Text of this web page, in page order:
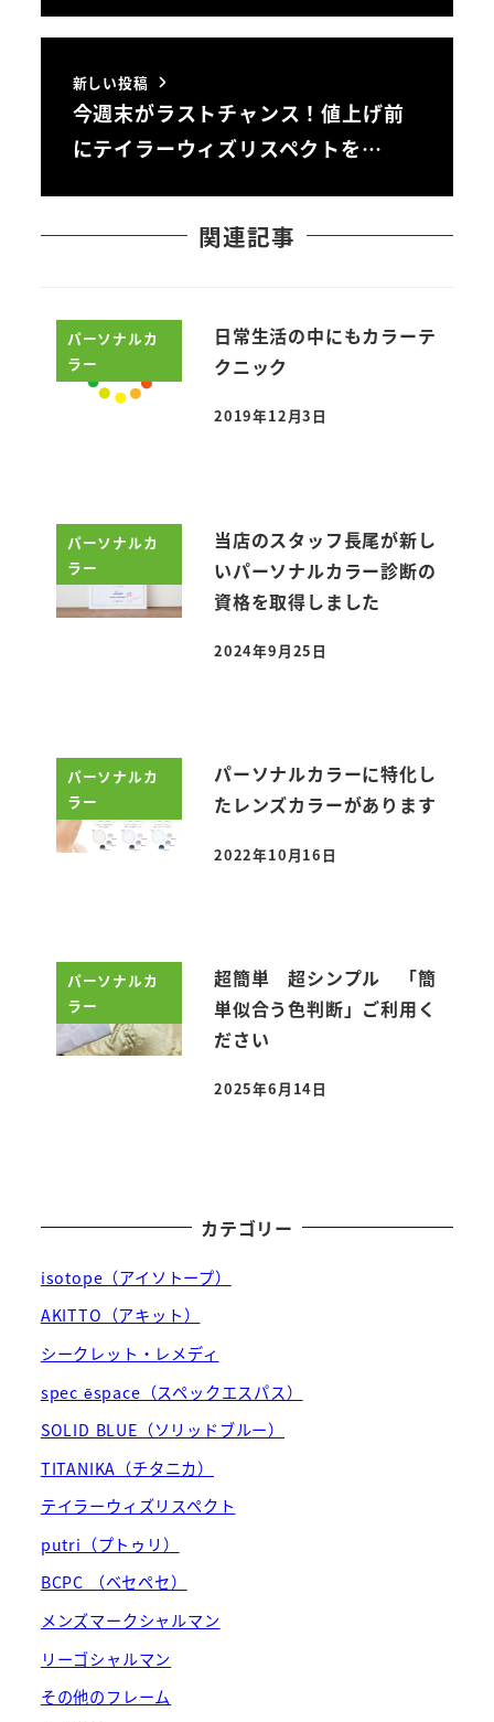
新しい投稿
今週末がラストチャンス！値上げ前
にテイラーウィズリスペクトを…
関連記事
パーソナルカ
ラー
日常生活の中にもカラーテ
クニック
投稿日
2019年12月3日
パーソナルカ
ラー
当店のスタッフ長尾が新し
いパーソナルカラー診断の
資格を取得しました
投稿日
2024年9月25日
パーソナルカ
ラー
パーソナルカラーに特化し
たレンズカラーがあります
投稿日
2022年10月16日
パーソナルカ
ラー
超簡単 超シンプル 「簡
単似合う色判断」ご利用く
ださい
投稿日
2025年6月14日
カテゴリー
isotope（アイソトープ）
AKITTO（アキット）
シークレット・レメディ
spec ēspace（スペックエスパス）
SOLID BLUE（ソリッドブルー）
TITANIKA（チタニカ）
テイラーウィズリスペクト
putri（プトゥリ）
BCPC （ベセペセ）
メンズマークシャルマン
リーゴシャルマン
その他のフレーム